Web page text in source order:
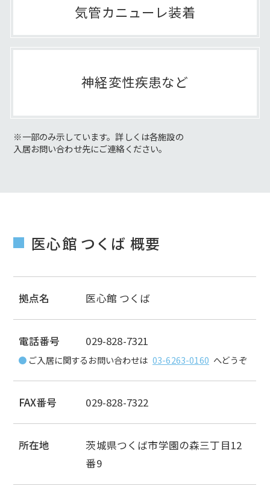
気管カニューレ装着
神経変性疾患など
※一部のみ示しています。詳しくは各施設の
入居お問い合わせ先にご連絡ください。
医心館 つくば 概要
拠点名 医心館 つくば
電話番号 029-828-7321
ご入居に関するお問い合わせは 03-6263-0160 へどうぞ
FAX番号 029-828-7322
所在地
茨城県つくば市学園の森三丁目12
番9